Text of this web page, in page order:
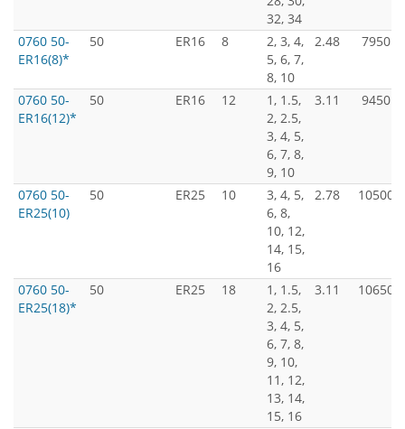
32, 34
0760 50-
ER16(8)*
50 ER16 8
2, 3, 4,
5, 6, 7,
8, 10
2.48 7950
0760 50-
ER16(12)*
50 ER16 12
1, 1.5,
2, 2.5,
3, 4, 5,
6, 7, 8,
9, 10
3.11 9450
0760 50-
ER25(10)
50 ER25 10
3, 4, 5,
6, 8,
10, 12,
14, 15,
16
2.78 10500
0760 50-
ER25(18)*
50 ER25 18
1, 1.5,
2, 2.5,
3, 4, 5,
6, 7, 8,
9, 10,
11, 12,
13, 14,
15, 16
3.11 10650